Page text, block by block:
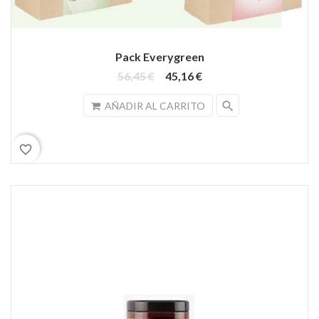
Pack Everygreen
56,45 €
45,16 €
AÑADIR AL CARRITO search
favorite_border